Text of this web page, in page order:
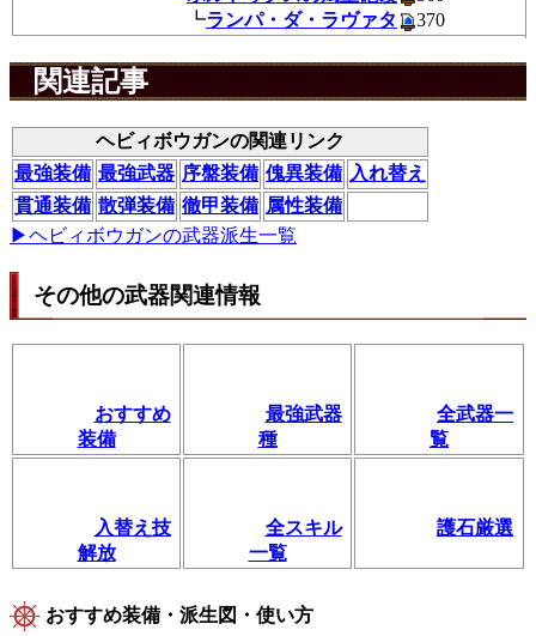
┗ランパ・ダ・ラヴァタ 370
関連記事
ヘビィボウガンの関連リンク
最強装備 最強武器 序盤装備 傀異装備 入れ替え
貫通装備 散弾装備 徹甲装備 属性装備
▶ヘビィボウガンの武器派生一覧
その他の武器関連情報
おすすめ
装備
最強武器
種
全武器一
覧
入替え技
解放
全スキル
一覧
護石厳選
おすすめ装備・派生図・使い方